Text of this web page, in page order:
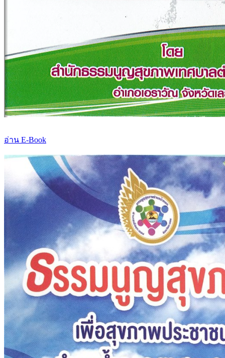
อ่าน E-Book